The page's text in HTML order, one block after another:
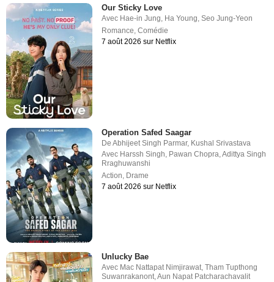
Our Sticky Love
Avec Hae-in Jung, Ha Young,Seo Jung-Yeon
Romance,Comédie
7 août 2026 sur Netflix
Operation Safed Saagar
DeAbhijeet Singh Parmar, Kushal Srivastava
Avec Harssh Singh Pawan Chopra ,Adittya Singh
Rraghuwanshi
Action Drame
7 août 2026 sur Netflix
Unlucky Bae
Avec Mac Nattapat Nimjirawat,Tham Tupthong
Suwanrakanont,Aun Napat Patcharachavalit